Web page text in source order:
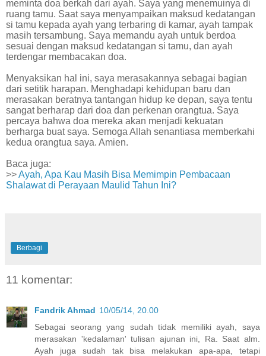
meminta doa berkah dari ayah. Saya yang menemuinya di
ruang tamu. Saat saya menyampaikan maksud kedatangan
si tamu kepada ayah yang terbaring di kamar, ayah tampak
masih tersambung. Saya memandu ayah untuk berdoa
sesuai dengan maksud kedatangan si tamu, dan ayah
terdengar membacakan doa.
Menyaksikan hal ini, saya merasakannya sebagai bagian
dari setitik harapan. Menghadapi kehidupan baru dan
merasakan beratnya tantangan hidup ke depan, saya tentu
sangat berharap dari doa dan perkenan orangtua. Saya
percaya bahwa doa mereka akan menjadi kekuatan
berharga buat saya. Semoga Allah senantiasa memberkahi
kedua orangtua saya. Amien.
Baca juga:
>>Ayah, Apa Kau Masih Bisa Memimpin Pembacaan
Shalawat di Perayaan Maulid Tahun Ini?
Berbagi
11 komentar:
Fandrik Ahmad 10/05/14, 20.00
Sebagai seorang yang sudah tidak memiliki ayah, saya
merasakan 'kedalaman' tulisan ajunan ini, Ra. Saat alm.
Ayah juga sudah tak bisa melakukan apa-apa, tetapi